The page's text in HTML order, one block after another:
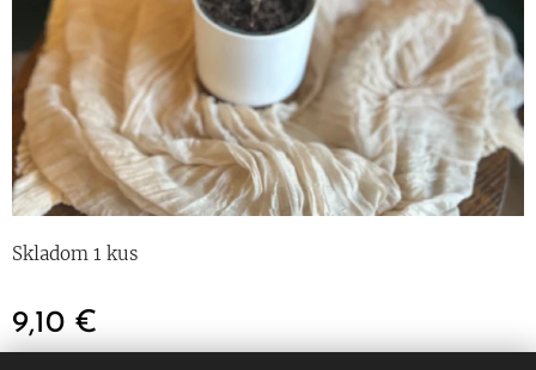
Skladom 1 kus
9,10 €